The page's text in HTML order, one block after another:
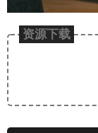
资源下载